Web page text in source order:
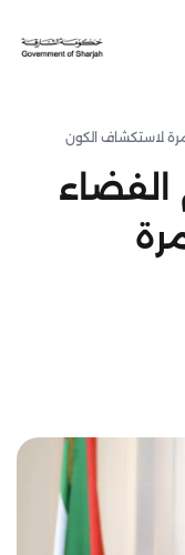
لاستكشاف الكون
الفضاء